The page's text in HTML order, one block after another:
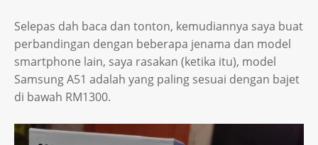
Selepas dah baca dan tonton, kemudiannya saya buat
perbandingan dengan beberapa jenama dan model
smartphone lain, saya rasakan (ketika itu), model
Samsung A51 adalah yang paling sesuai dengan bajet
di bawah RM1300.